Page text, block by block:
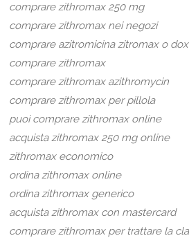
comprare zithromax 250 mg
comprare zithromax nei negozi
comprare azitromicina zitromax o
comprare zithromax
comprare zithromax azithromycin
comprare zithromax per pillola
puoi comprare zithromax online
acquista zithromax 250 mg online
zithromax economico
ordina zithromax online
ordina zithromax generico
acquista zithromax con mastercard
comprare zithromax per trattare la